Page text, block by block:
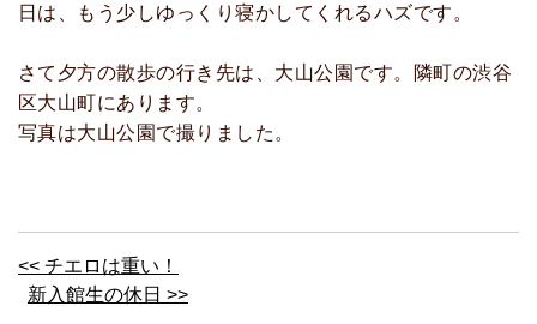
日は、もう少しゆっくり寝かしてくれるハズです。
さて夕方の散歩の行き先は、大山公園です。隣町の渋谷
区大山町にあります。
写真は大山公園で撮りました。
<< チエロは重い！
新入館生の休日 >>